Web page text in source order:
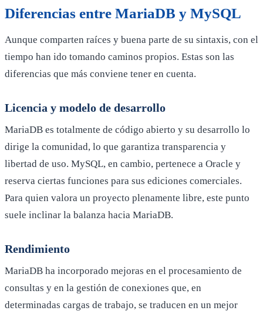
Diferencias entre MariaDB y MySQL
Aunque comparten raíces y buena parte de su sintaxis, con el
tiempo han ido tomando caminos propios. Estas son las
diferencias que más conviene tener en cuenta.
Licencia y modelo de desarrollo
MariaDB es totalmente de código abierto y su desarrollo lo
dirige la comunidad, lo que garantiza transparencia y
libertad de uso. MySQL, en cambio, pertenece a Oracle y
reserva ciertas funciones para sus ediciones comerciales.
Para quien valora un proyecto plenamente libre, este punto
suele inclinar la balanza hacia MariaDB.
Rendimiento
MariaDB ha incorporado mejoras en el procesamiento de
consultas y en la gestión de conexiones que, en
determinadas cargas de trabajo, se traducen en un mejor